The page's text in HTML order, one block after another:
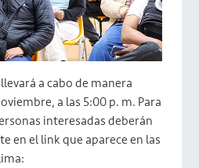
a cabo de manera
a las 5:00 p. m. Para
interesadas deberán
en el link que aparece en las